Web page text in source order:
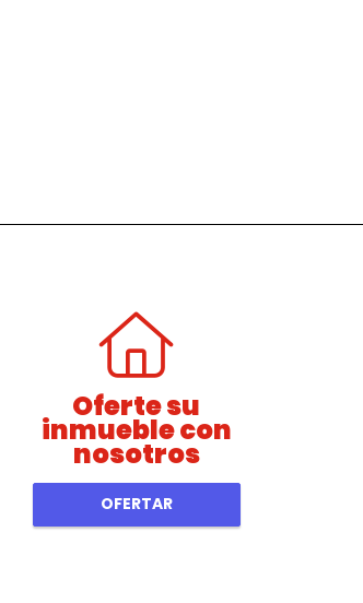
Oferte su
inmueble con
nosotros
OFERTAR